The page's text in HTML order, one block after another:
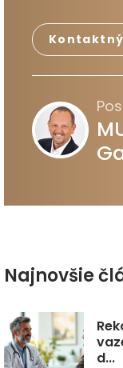
Najnovšie
d...